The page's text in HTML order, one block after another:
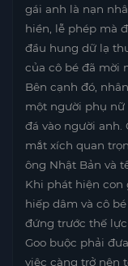
gái anh là nạn
hiền, lễ phép mà
đầu hung dữ lạ
của cô bé đã mời
Bên cạnh đó,
một người phụ nữ
đá vào người
mắt xích quan
ông Nhật Bản và
Khi phát hiện
hiếp dâm và cô
đứng trước thế
Goo buộc phải
việc càng trở nên